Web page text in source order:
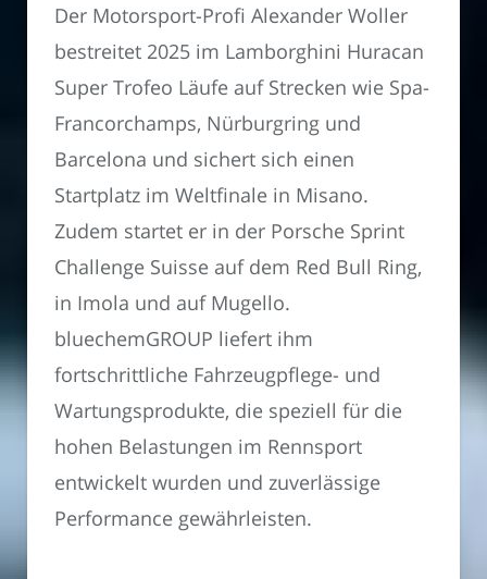
Der Motorsport-Profi Alexander Woller
bestreitet 2025 im Lamborghini Huracan
Super Trofeo Läufe auf Strecken wie Spa-
Francorchamps, Nürburgring und
Barcelona und sichert sich einen
Startplatz im Weltfinale in Misano.
Zudem startet er in der Porsche Sprint
Challenge Suisse auf dem Red Bull Ring,
in Imola und auf Mugello.
bluechemGROUP liefert ihm
fortschrittliche Fahrzeugpflege- und
Wartungsprodukte, die speziell für die
hohen Belastungen im Rennsport
entwickelt wurden und zuverlässige
Performance gewährleisten.